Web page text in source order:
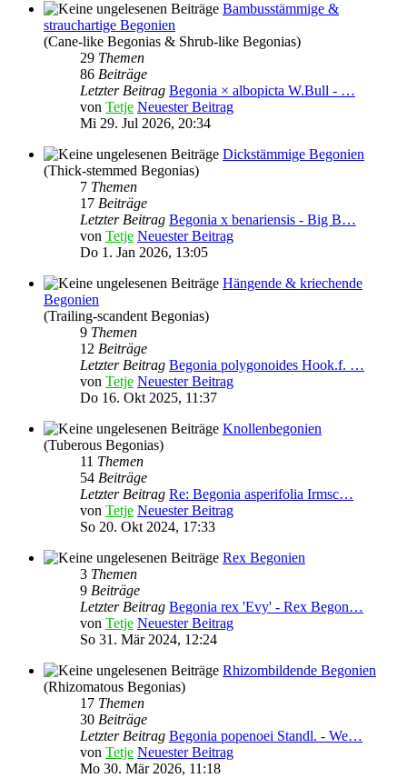
Bambusstämmige &
strauchartige Begonien
(Cane-like Begonias & Shrub-like Begonias)
29 Themen
86 Beiträge
Letzter Beitrag Begonia × albopicta W.Bull - …
von Tetje Neuester Beitrag
Mi 29. Jul 2026, 20:34
Dickstämmige Begonien
(Thick-stemmed Begonias)
7 Themen
17 Beiträge
Letzter Beitrag Begonia x benariensis - Big B…
von Tetje Neuester Beitrag
Do 1. Jan 2026, 13:05
Hängende & kriechende
Begonien
(Trailing-scandent Begonias)
9 Themen
12 Beiträge
Letzter Beitrag Begonia polygonoides Hook.f. …
von Tetje Neuester Beitrag
Do 16. Okt 2025, 11:37
Knollenbegonien
(Tuberous Begonias)
11 Themen
54 Beiträge
Letzter Beitrag Re: Begonia asperifolia Irmsc…
von Tetje Neuester Beitrag
So 20. Okt 2024, 17:33
Rex Begonien
3 Themen
9 Beiträge
Letzter Beitrag Begonia rex 'Evy' - Rex Begon…
von Tetje Neuester Beitrag
So 31. Mär 2024, 12:24
Rhizombildende Begonien
(Rhizomatous Begonias)
17 Themen
30 Beiträge
Letzter Beitrag Begonia popenoei Standl. - We…
von Tetje Neuester Beitrag
Mo 30. Mär 2026, 11:18